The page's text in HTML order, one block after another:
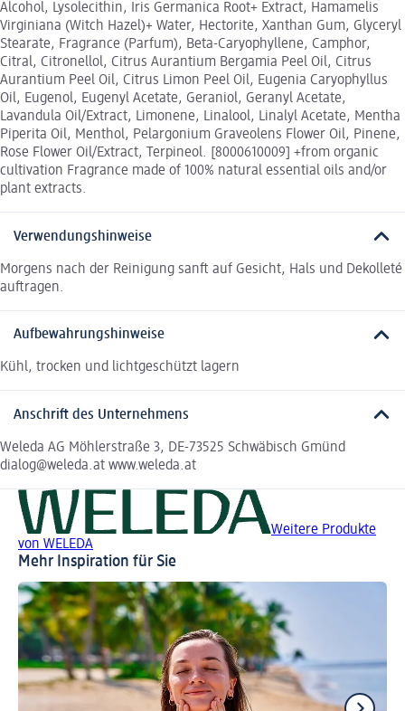
Alcohol, Lysolecithin, Iris Germanica Root+ Extract, Hamamelis
Virginiana (Witch Hazel)+ Water, Hectorite, Xanthan Gum, Glyceryl
Stearate, Fragrance (Parfum), Beta-Caryophyllene, Camphor,
Citral, Citronellol, Citrus Aurantium Bergamia Peel Oil, Citrus
Aurantium Peel Oil, Citrus Limon Peel Oil, Eugenia Caryophyllus
Oil, Eugenol, Eugenyl Acetate, Geraniol, Geranyl Acetate,
Lavandula Oil/Extract, Limonene, Linalool, Linalyl Acetate, Mentha
Piperita Oil, Menthol, Pelargonium Graveolens Flower Oil, Pinene,
Rose Flower Oil/Extract, Terpineol. [8000610009] +from organic
cultivation Fragrance made of 100% natural essential oils and/or
plant extracts.
Verwendungshinweise
Morgens nach der Reinigung sanft auf Gesicht, Hals und Dekolleté
auftragen.
Aufbewahrungshinweise
Kühl, trocken und lichtgeschützt lagern
Anschrift des Unternehmens
Weleda AG Möhlerstraße 3, DE-73525 Schwäbisch Gmünd
dialog@weleda.at www.weleda.at
Weitere Produkte
von WELEDA
Mehr Inspiration für Sie